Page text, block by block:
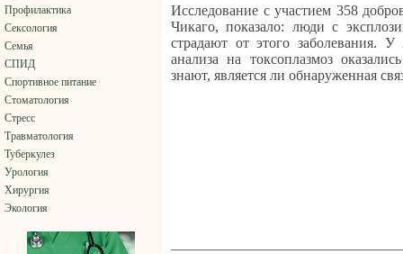
Профилактика
Сексология
Семья
СПИД
Спортивное питание
Стоматология
Стресс
Травматология
Туберкулез
Урология
Хирургия
Экология
Исследование с участием 358
Чикаго, показало: люди с
страдают от этого заболевания. У
анализа на токсоплазмоз
знают, является ли обнаруженная